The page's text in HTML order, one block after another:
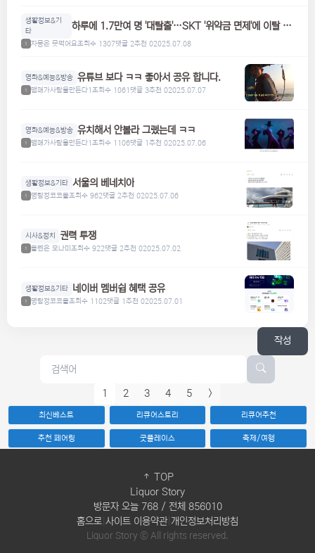
생활정보&기
타
하루에 1.7만여 명 '대탈출'…SKT '위약금 면제'에 이탈 급
1 자몽은 못먹어요조회수 1307댓글 2추천 02025.07.08
영화&예능&방송 유튜브 보다 ㅋㅋ 좋아서 공유 합니다.
1 맴매가사람을만든다1조회수 1061댓글 3추천 02025.07.07
영화&예능&방송 유치해서 안볼라 그랬는데 ㅋㅋ
1 맴매가사람을만든다1조회수 1106댓글 1추천 02025.07.06
생활정보&기타 서울의 베네치아
1 명탐정코코볼조회수 962댓글 2추천 02025.07.06
시사&정치 권력 투쟁
1 볼펜은 모나미 조회수 922댓글 2추천 02025.07.02
생활정보&기타 네이버 멤버쉽 혜택 공유
1 명탐정코코볼조회수 1102댓글 1추천 02025.07.01
작성
1 2 3 4 5 >
최신베스트 리큐어스토리 리큐어추천
추천 페어링 굿플레이스 축제/여행
Liquor Story
TOP
방문자 오늘 768 / 전체 856010
홈으로 사이트 이용약관| 개인정보처리방침
Liquor Story ⓒ All rights reserved.